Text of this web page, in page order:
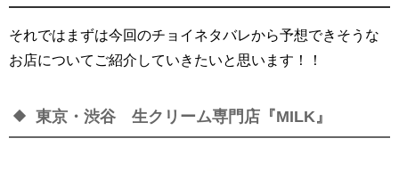
それではまずは今回のチョイネタバレから予想できそうな
お店についてご紹介していきたいと思います！！
東京・渋谷 生クリーム専門店『MILK』